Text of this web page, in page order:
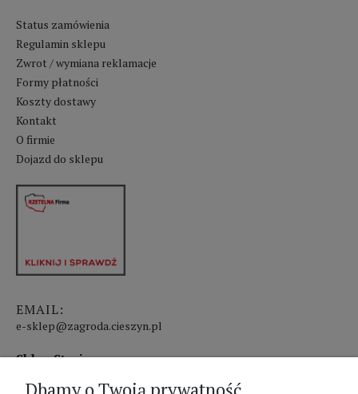
Status zamówienia
Regulamin sklepu
Zwrot / wymiana reklamacje
Formy płatności
Koszty dostawy
Kontakt
O firmie
Dojazd do sklepu
EMAIL:
e-sklep@zagroda.cieszyn.pl
Sklep Stacjonarny czynny: